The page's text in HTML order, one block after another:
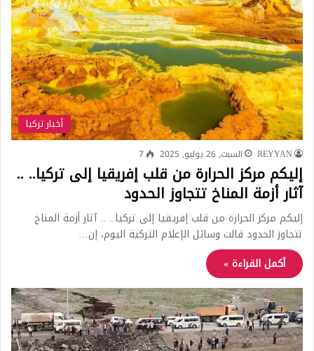
أخبار تركيا
REYYAN السبت, 26 يوليو, 2025 7
إليكم مركز الحرارة من قلب إفريقيا إلى تركيا.. ..
آثار أزمة المناخ تتجاوز الحدود
إليكم مركز الحرارة من قلب إفريقيا إلى تركيا.. .. آثار أزمة المناخ
تتجاوز الحدود قالت وسائل الإعلام التركية اليوم، إن…
أكمل القراءة »